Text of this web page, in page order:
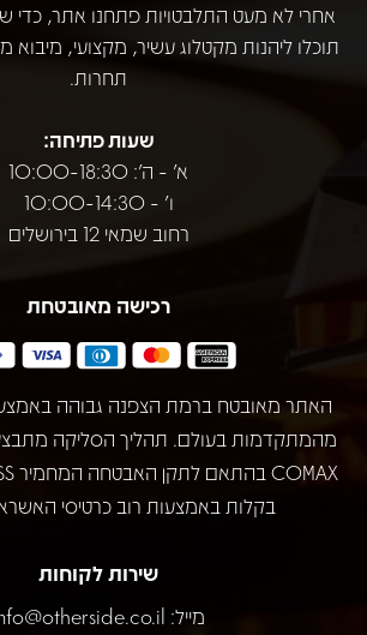
אחרי לא מעט התלבטויות פתחנו אתר, כדי
תוכלו ליהנות מקטלוג עשיר, מקצועי, מיבוא
תחרות.
שעות פתיחה:
א' - ה': 10:00-18:30
ו' - 10:00-14:30
רחוב שמאי 12 בירושלים
רכישה מאובטחת
מהמתקדמות בעולם. תהליך הסליקה
בקלות באמצעות רוב כרטיסי
שירות לקוחות
מייל: